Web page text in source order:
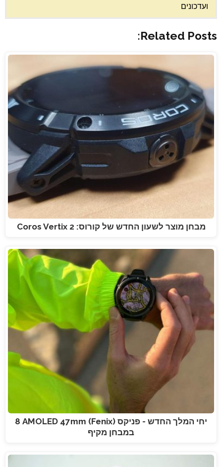
ועדכונים
Related Posts:
מבחן מוצר לשעון החדש של קורוס: Coros Vertix 2
יחי המלך החדש - פניקס (Fenix) 8 AMOLED 47mm
במבחן מקיף